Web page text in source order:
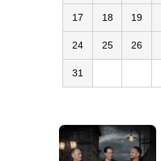
17 18 19
24 25 26
31